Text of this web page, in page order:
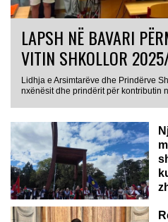
LAPSH NË BAVARI
VITIN SHKOLLOR
Lidhja e Arsimtarëve dhe Prindërve
nxënësit dhe prindërit për kontributin